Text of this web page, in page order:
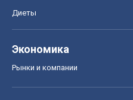
Диеты
Экономика
Рынки и компании